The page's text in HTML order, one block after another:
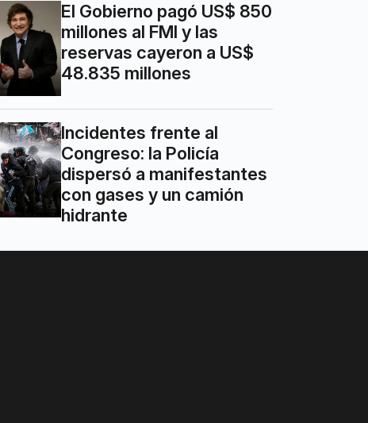
El Gobierno pagó US$ 850
millones al FMI y las
reservas cayeron a US$
48.835 millones
Incidentes frente al
Congreso: la Policía
dispersó a manifestantes
con gases y un camión
hidrante